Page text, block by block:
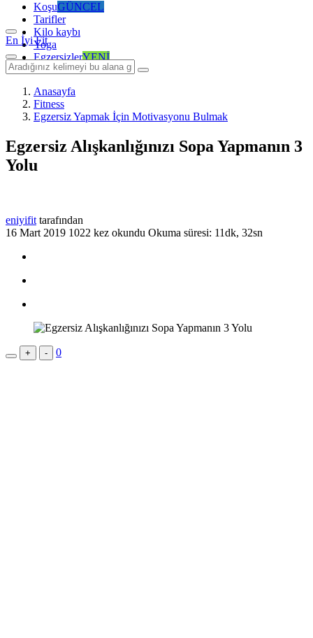
KoşuGÜNCEL
Tarifler
Kilo kaybı
Yoga
EgzersizlerYENİ
En İyi Fit
Anasayfa
Fitness
Egzersiz Yapmak İçin Motivasyonu Bulmak
Egzersiz Alışkanlığınızı Sopa Yapmanın 3
Yolu
eniyifit tarafından
16 Mart 2019 1022 kez okundu Okuma süresi: 11dk, 32sn
+ - 0